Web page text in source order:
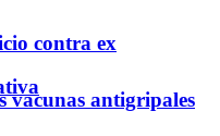
contra ex
vacunas antigripales